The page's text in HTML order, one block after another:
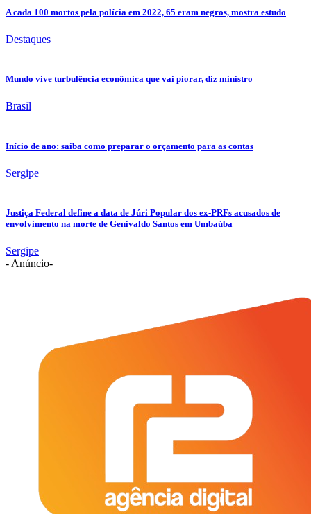
A cada 100 mortos pela polícia em 2022, 65 eram negros, mostra estudo
Destaques
Mundo vive turbulência econômica que vai piorar, diz ministro
Brasil
Início de ano: saiba como preparar o orçamento para as contas
Sergipe
Justiça Federal define a data de Júri Popular dos ex-PRFs acusados de
envolvimento na morte de Genivaldo Santos em Umbaúba
Sergipe
- Anúncio-